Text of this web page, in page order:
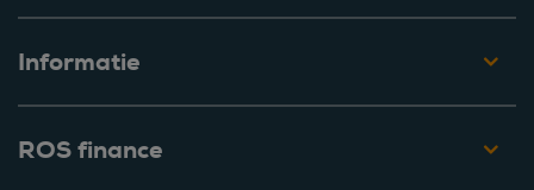
Informatie
ROS finance